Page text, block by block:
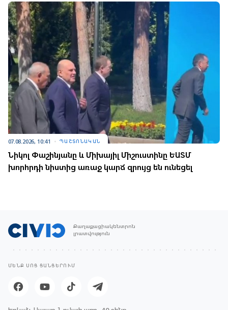
07.08.2026, 10:41 ՊԱՇՏՈՆԱԿԱՆ
Նիկոլ Փաշինյանը և Միխայիլ Միշուստինը ԵԱՏՄ
խորհրդի նիստից առաջ կարճ զրույց են ունեցել
Քաղաքացիակենտրոն
լրատվություն
ՄԵՆՔ ՍՈՑ ՑԱՆՑԵՐՈՒՄ